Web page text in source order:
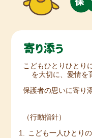
こどもひとりひとり
を大切に、愛情を
保護者の思いに寄り
（行動指針）
こども一人ひとり